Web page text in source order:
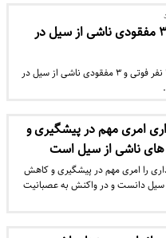
۴۳ نفر فوتی و ۳ مفقودی ناشی از سیل در
استاندار تهران از ۴۳ نفر فوتی و ۳ مفقودی ناشی از سیل در
امری مهم در پیشگیری و
ناشی از سیل است
را امری مهم در پیشگیری و کاهش
دانست و در واکنش به عصبانیت